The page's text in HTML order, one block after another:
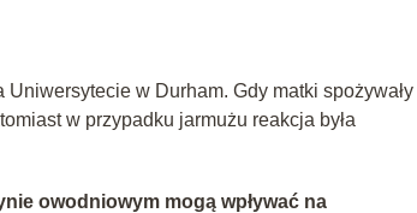
w Durham. Gdy matki spożywały
w przypadku jarmużu reakcja była
owodniowym mogą wpływać na